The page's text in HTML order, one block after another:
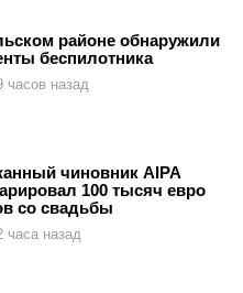
районе обнаружили
беспилотника
часов назад
чиновник AIPA
100 тысяч евро
со свадьбы
часа назад